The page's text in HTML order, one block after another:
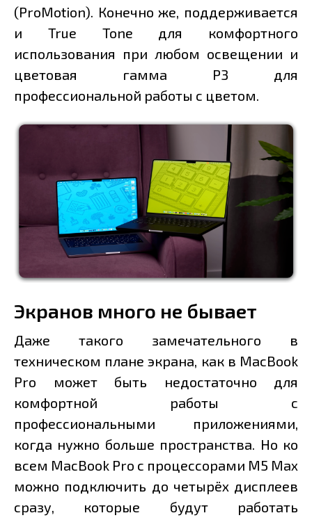
(ProMotion). Конечно же, поддерживается
и True Tone для комфортного
использования при любом освещении и
цветовая гамма P3 для
профессиональной работы с цветом.
Экранов много не бывает
Даже такого замечательного в
техническом плане экрана, как в MacBook
Pro может быть недостаточно для
комфортной работы с
профессиональными приложениями,
когда нужно больше пространства. Но ко
всем MacBook Pro с процессорами M5 Max
можно подключить до четырёх дисплеев
сразу, которые будут работать